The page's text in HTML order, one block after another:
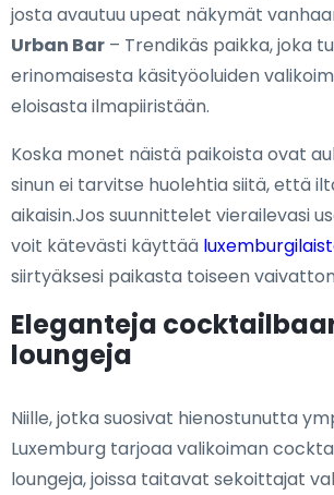
josta avautuu upeat näkymät
Urban Bar – Trendikäs paikka, joka
erinomaisesta käsityöoluiden
eloisasta ilmapiiristään.
Koska monet näistä paikoista ovat
sinun ei tarvitse huolehtia siitä, että
aikaisin.Jos suunnittelet vierailevasi
voit kätevästi käyttää
siirtyäksesi paikasta toiseen
Eleganteja
loungeja
Niille, jotka suosivat hienostunutta
Luxemburg tarjoaa valikoiman
loungeja, joissa taitavat sekoittajat